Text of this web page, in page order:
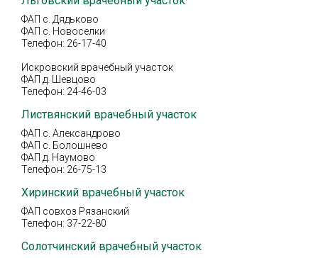
ФАП с. Дядьково
ФАП с. Новоселки
Телефон: 26-17-40
Искровский врачебный участок
ФАП д. Шевцово
Телефон: 24-46-03
Листвянский врачебный участок
ФАП с. Александрово
ФАП с. Болошнево
ФАП д. Наумово
Телефон: 26-75-13
Хиринский врачебный участок
ФАП совхоз Рязанский
Телефон: 37-22-80
Солотчинский врачебный участок